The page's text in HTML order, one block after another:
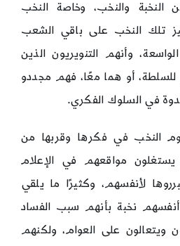
الملائكي
النخبة والنخب، وخاصة النخب
تلك النخب على باقي الشعب
وأنهم التنويريون الذين
للسلطة، أو هما معًا، فهم مجددو
في السلوك الفكري.
النخب في فكرها وقربها من
يستغلون مواقعهم في الإعلام
لأنفسهم، وكثيرًا ما يلقي
نخبة بأنهم سبب الفساد
ويتعالون على العوام، ولكنهم